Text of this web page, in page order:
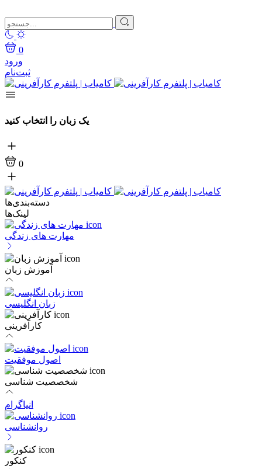
0
ورود
ثبت‌نام
یک زبان را انتخاب کنید
0
دسته‌بندی‌ها
لینک‌ها
مهارت های زندگی
آموزش زبان
زبان انگلیسی
کارآفرینی
اصول موفقیت
شخصصیت شناسی
انیاگرام
روانشناسی
کنکور